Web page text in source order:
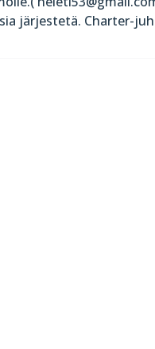
järjestetä. Charter-